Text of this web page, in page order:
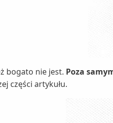
bogato nie jest. Poza
części artykułu.